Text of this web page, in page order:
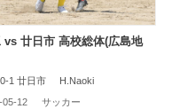
vs 廿日市 高校総体(広島地
0-1 廿日市 H.Naoki
05-12
サッカー